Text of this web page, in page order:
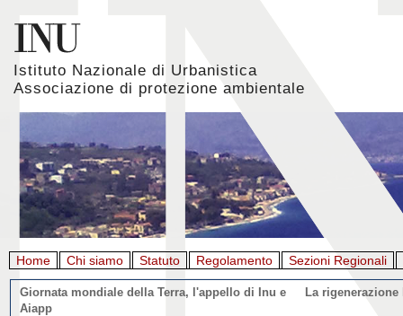
Istituto Nazionale di Urbanistica
Associazione di protezione ambientale
Home Chi siamo Statuto Regolamento Sezioni Regionali
Giornata mondiale della Terra, l'appello di Inu e
Aiapp
La